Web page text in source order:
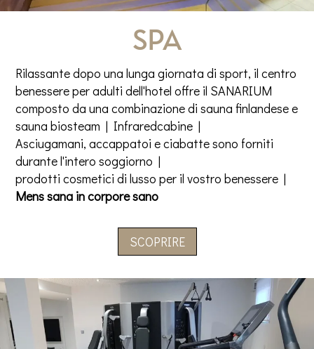
Spa
Rilassante dopo una lunga giornata di sport, il centro
benessere per adulti dell'hotel offre il SANARIUM
composto da una combinazione di sauna finlandese e
sauna biosteam | Infraredcabine |
Asciugamani, accappatoi e ciabatte sono forniti
durante l'intero soggiorno |
prodotti cosmetici di lusso per il vostro benessere |
Mens sana in corpore sano
SCOPRIRE